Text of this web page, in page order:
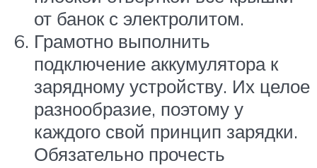
от банок с электролитом.
Грамотно выполнить
подключение аккумулятора к
зарядному устройству. Их целое
разнообразие, поэтому у
каждого свой принцип зарядки.
Обязательно прочесть